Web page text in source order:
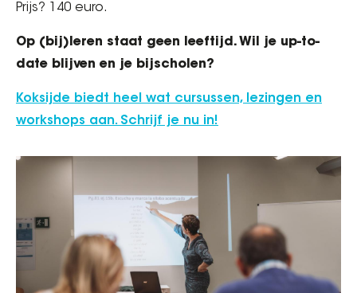
Prijs? 140 euro.
Op (bij)leren staat geen leeftijd. Wil je up-to-
date blijven en je bijscholen?
Koksijde biedt heel wat cursussen, lezingen en
workshops aan. Schrijf je nu in!